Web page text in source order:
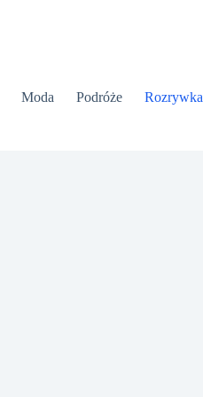
Moda Podróże Rozrywka